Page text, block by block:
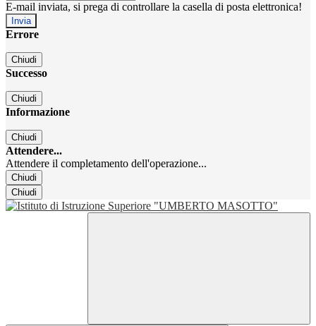
E-mail inviata, si prega di controllare la casella di posta elettronica!
Errore
Chiudi
Successo
Chiudi
Informazione
Chiudi
Attendere...
Attendere il completamento dell'operazione...
Chiudi
Chiudi